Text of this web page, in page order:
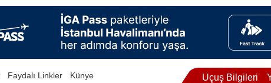
Faydalı Linkler Künye Uçuş Bilgileri